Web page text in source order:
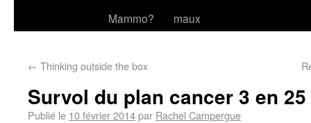
Mammo?
maux
← Thinking outside the box
Survol du plan cancer 3 en
Publié le 10 février 2014par Rachel Campergue